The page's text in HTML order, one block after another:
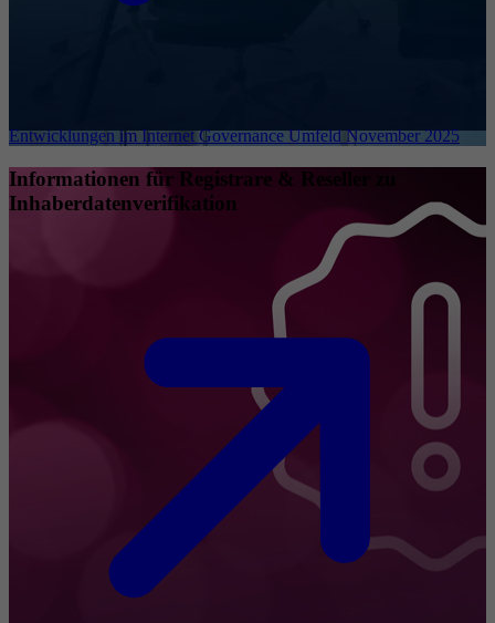
Entwicklungen im Internet Governance Umfeld November 2025
Informationen für Registrare & Reseller zu
Inhaberdatenverifikation